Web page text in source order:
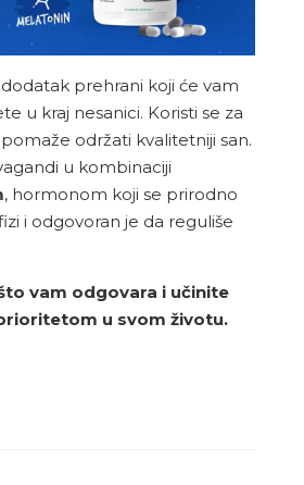
prehrani koji će vam
u kraj nesanici. Koristi se za
održati kvalitetniji san.
u kombinaciji
, hormonom koji se prirodno
i odgovoran je da reguliše
vam odgovara i učinite
u svom životu.